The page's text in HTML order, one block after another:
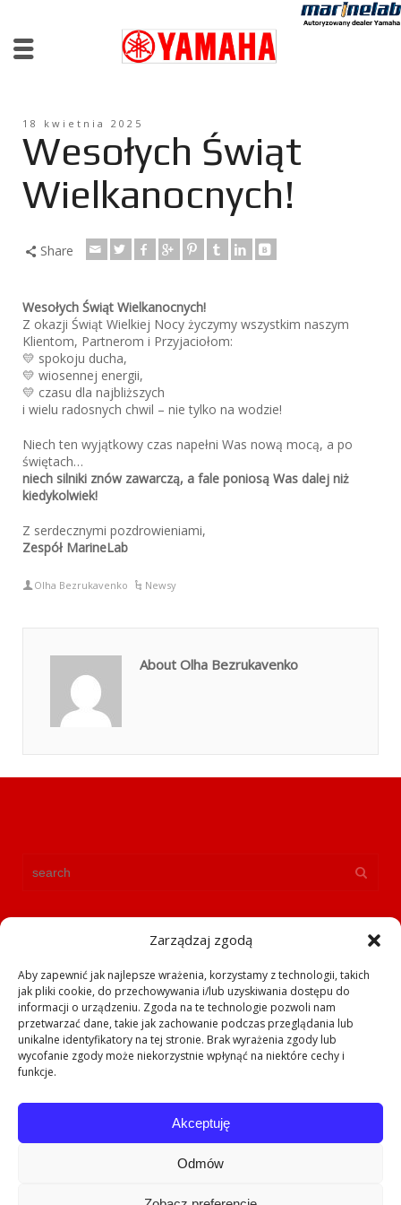
Zarządzaj zgodą
Aby zapewnić jak najlepsze wrażenia, korzystamy z technologii, takich
jak pliki cookie, do przechowywania i/lub uzyskiwania dostępu do
informacji o urządzeniu. Zgoda na te technologie pozwoli nam
przetwarzać dane, takie jak zachowanie podczas przeglądania lub
unikalne identyfikatory na tej stronie. Brak wyrażenia zgody lub
wycofanie zgody może niekorzystnie wpłynąć na niektóre cechy i
funkcje.
Akceptuję
Odmów
18 kwietnia 2025
Wesołych Świąt
Wielkanocnych!
Share
Wesołych Świąt Wielkanocnych!
Z okazji Świąt Wielkiej Nocy życzymy wszystkim naszym
Klientom, Partnerom i Przyjaciołom:
💛 spokoju ducha,
💛 wiosennej energii,
💛 czasu dla najbliższych
i wielu radosnych chwil – nie tylko na wodzie!
Niech ten wyjątkowy czas napełni Was nową mocą, a po
świętach…
niech silniki znów zawarczą, a fale poniosą Was dalej niż
kiedykolwiek!
Z serdecznymi pozdrowieniami,
Zespół MarineLab
Olha Bezrukavenko Newsy
About Olha Bezrukavenko
Polityka prywatności
Polityka Cookies
Polityka Cookies